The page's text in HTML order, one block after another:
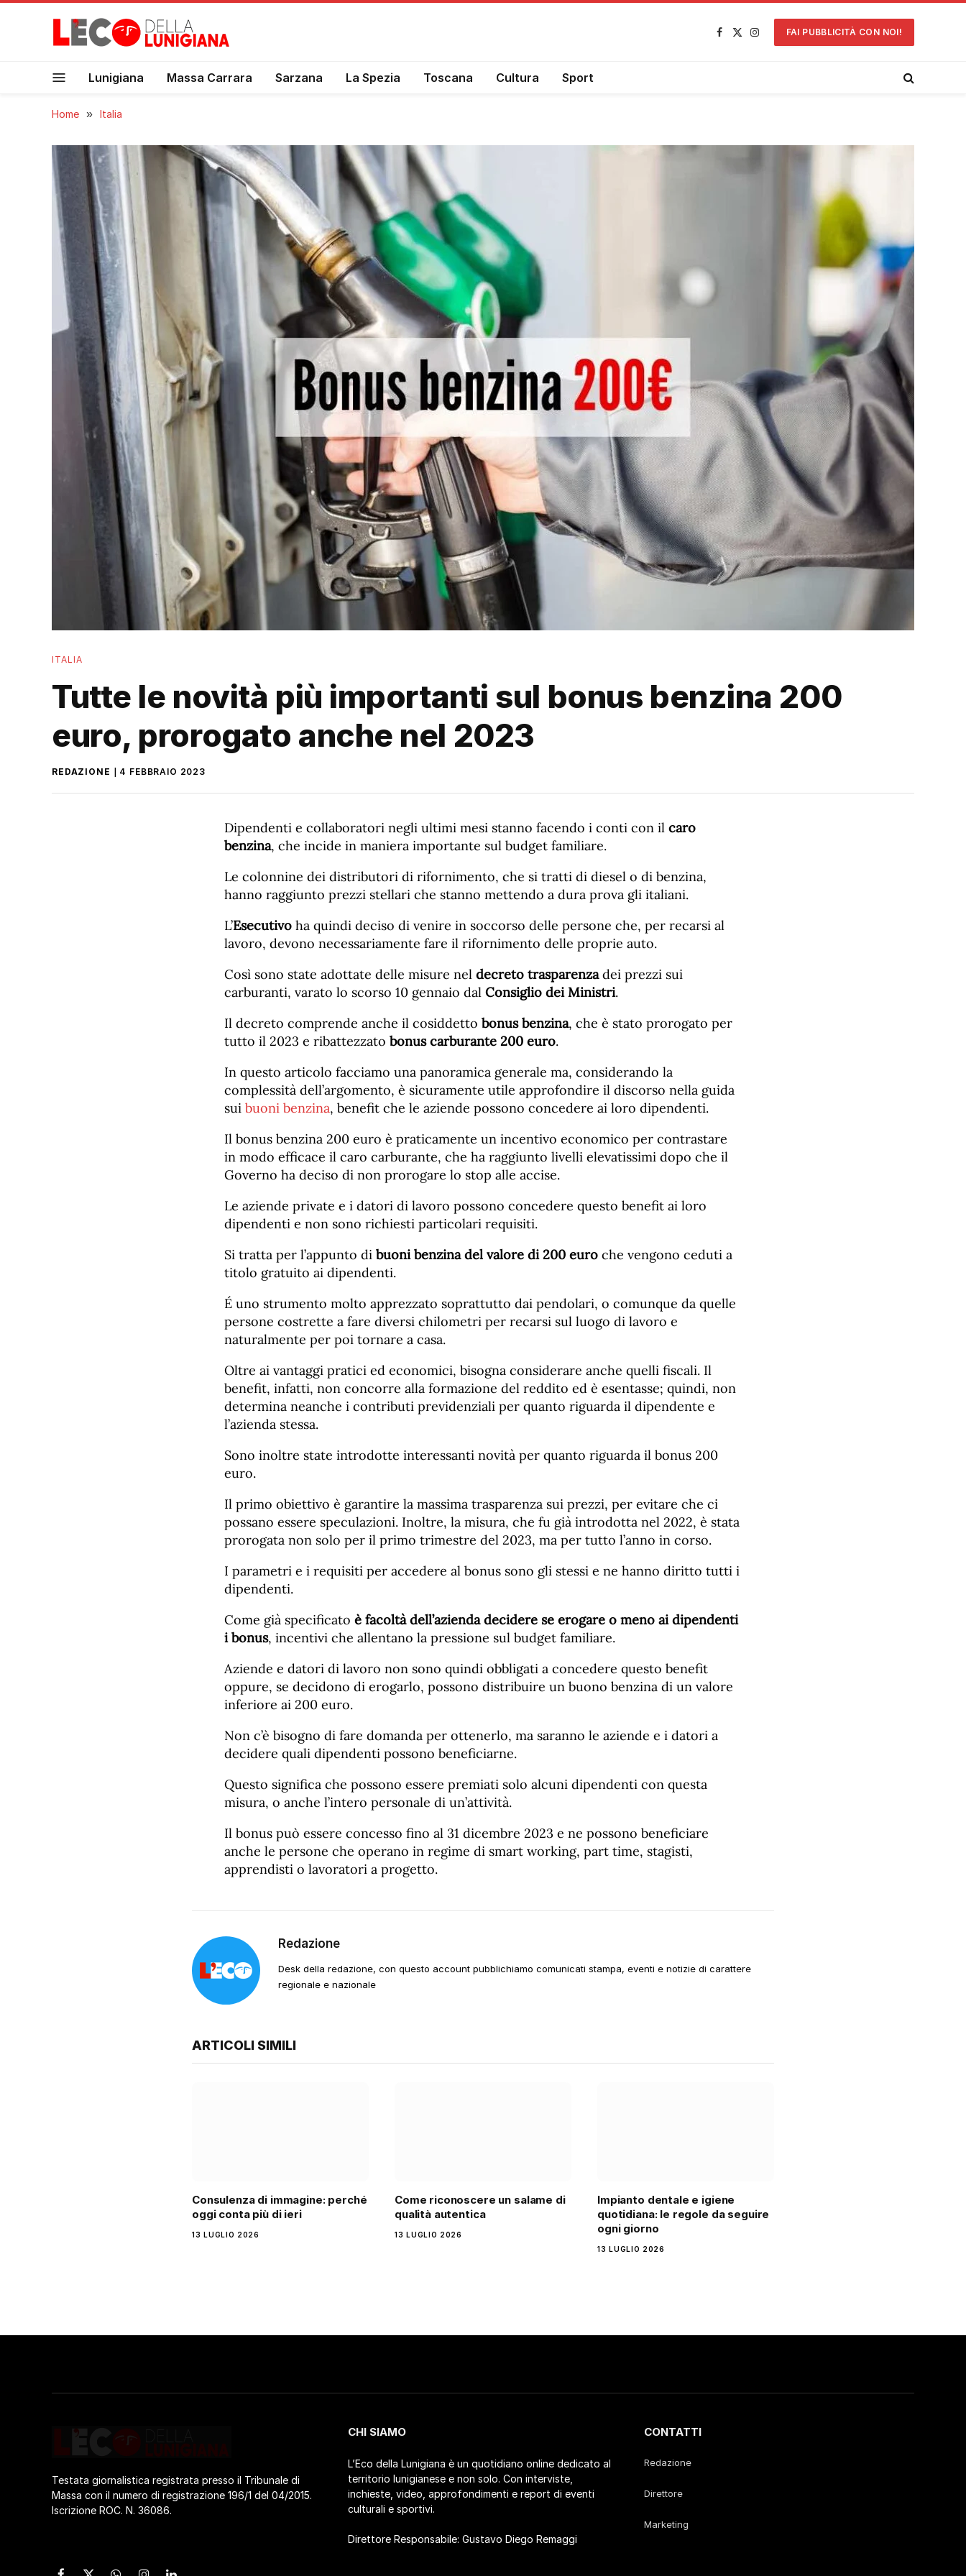
Facebook
X
Instagram
FAI PUBBLICITÀ CON NOI!
Lunigiana Massa Carrara Sarzana La Spezia Toscana Cultura Sport
Home » Italia
ITALIA
Tutte le novità più importanti sul bonus benzina 200
euro, prorogato anche nel 2023
REDAZIONE 4 FEBBRAIO 2023
Dipendenti e collaboratori negli ultimi mesi stanno facendo i conti con il caro
benzina, che incide in maniera importante sul budget familiare.
Le colonnine dei distributori di rifornimento, che si tratti di diesel o di benzina,
hanno raggiunto prezzi stellari che stanno mettendo a dura prova gli italiani.
L’Esecutivo ha quindi deciso di venire in soccorso delle persone che, per recarsi al
lavoro, devono necessariamente fare il rifornimento delle proprie auto.
Così sono state adottate delle misure nel decreto trasparenzadei prezzi sui
carburanti, varato lo scorso 10 gennaio dal Consiglio dei Ministri.
Il decreto comprende anche il cosiddetto bonus benzina, che è stato prorogato per
tutto il 2023 e ribattezzato bonus carburante 200 euro.
In questo articolo facciamo una panoramica generale ma, considerando la
complessità dell’argomento, è sicuramente utile approfondire il discorso nella guida
sui buoni benzina, benefit che le aziende possono concedere ai loro dipendenti.
Il bonus benzina 200 euro è praticamente un incentivo economico per contrastare
in modo efficace il caro carburante, che ha raggiunto livelli elevatissimi dopo che il
Governo ha deciso di non prorogare lo stop alle accise.
Le aziende private e i datori di lavoro possono concedere questo benefit ai loro
dipendenti e non sono richiesti particolari requisiti.
Si tratta per l’appunto di buoni benzina del valore di 200 euro che vengono ceduti a
titolo gratuito ai dipendenti.
É uno strumento molto apprezzato soprattutto dai pendolari, o comunque da quelle
persone costrette a fare diversi chilometri per recarsi sul luogo di lavoro e
naturalmente per poi tornare a casa.
Oltre ai vantaggi pratici ed economici, bisogna considerare anche quelli fiscali. Il
benefit, infatti, non concorre alla formazione del reddito ed è esentasse; quindi, non
determina neanche i contributi previdenziali per quanto riguarda il dipendente e
l’azienda stessa.
Sono inoltre state introdotte interessanti novità per quanto riguarda il bonus 200
euro.
Il primo obiettivo è garantire la massima trasparenza sui prezzi, per evitare che ci
possano essere speculazioni. Inoltre, la misura, che fu già introdotta nel 2022, è stata
prorogata non solo per il primo trimestre del 2023, ma per tutto l’anno in corso.
I parametri e i requisiti per accedere al bonus sono gli stessi e ne hanno diritto tutti i
dipendenti.
Come già specificato è facoltà dell’azienda decidere se erogare o meno ai dipendenti
i bonus, incentivi che allentano la pressione sul budget familiare.
Aziende e datori di lavoro non sono quindi obbligati a concedere questo benefit
oppure, se decidono di erogarlo, possono distribuire un buono benzina di un valore
inferiore ai 200 euro.
Non c’è bisogno di fare domanda per ottenerlo, ma saranno le aziende e i datori a
decidere quali dipendenti possono beneficiarne.
Questo significa che possono essere premiati solo alcuni dipendenti con questa
misura, o anche l’intero personale di un’attività.
Il bonus può essere concesso fino al 31 dicembre 2023 e ne possono beneficiare
anche le persone che operano in regime di smart working, part time, stagisti,
apprendisti o lavoratori a progetto.
Redazione
Desk della redazione, con questo account pubblichiamo comunicati stampa, eventi e notizie di carattere
regionale e nazionale
ARTICOLI SIMILI
Consulenza di immagine: perché
oggi conta più di ieri
13 LUGLIO 2026
Come riconoscere un salame di
qualità autentica
13 LUGLIO 2026
Impianto dentale e igiene
quotidiana: le regole da seguire
ogni giorno
13 LUGLIO 2026
Testata giornalistica registrata presso il Tribunale di
Massa con il numero di registrazione 196/1 del 04/2015.
Iscrizione ROC. N. 36086.
CHI SIAMO
L’Eco della Lunigiana è un quotidiano online dedicato al
territorio lunigianese e non solo. Con interviste,
inchieste, video, approfondimenti e report di eventi
culturali e sportivi.
Direttore Responsabile: Gustavo Diego Remaggi
CONTATTI
Redazione
Direttore
Marketing